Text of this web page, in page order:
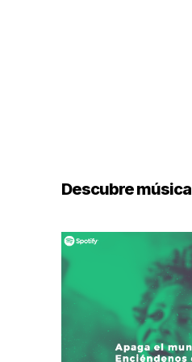
Descubre música